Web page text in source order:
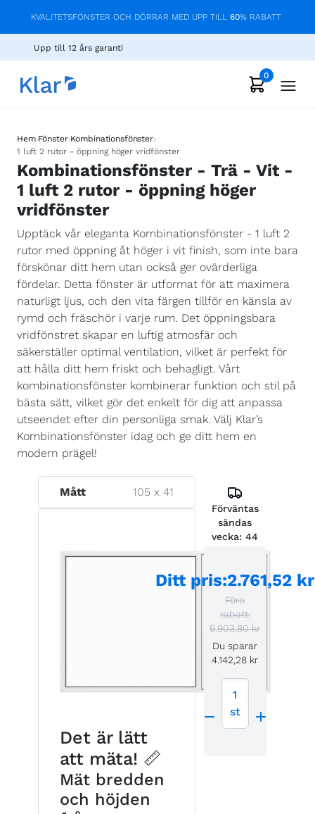
KVALITETSFÖNSTER OCH DÖRRAR MED UPP TILL 60% RABATT
Upp till 12 års garanti
0
Hem›Fönster›Kombinationsfönster›
1 luft 2 rutor - öppning höger vridfönster
Kombinationsfönster - Trä - Vit -
1 luft 2 rutor - öppning höger
vridfönster
Upptäck vår eleganta Kombinationsfönster - 1 luft 2
rutor med öppning åt höger i vit finish, som inte bara
förskönar ditt hem utan också ger ovärderliga
fördelar. Detta fönster är utformat för att maximera
naturligt ljus, och den vita färgen tillför en känsla av
rymd och fräschör i varje rum. Det öppningsbara
vridfönstret skapar en luftig atmosfär och
säkerställer optimal ventilation, vilket är perfekt för
att hålla ditt hem friskt och behagligt. Vårt
kombinationsfönster kombinerar funktion och stil på
bästa sätt, vilket gör det enkelt för dig att anpassa
utseendet efter din personliga smak. Välj Klar’s
Kombinationsfönster idag och ge ditt hem en
modern prägel!
Mått 105 x41
Det är lätt
att mäta! 📏
Mät bredden
och höjden
Förväntas
sändas
vecka: 44
Ditt pris:2.761,52 kr
Före
rabatt:
6.903,80 kr
Du sparar
4.142,28 kr
1
st